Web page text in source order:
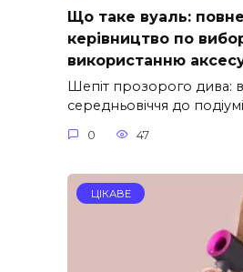
Що таке вуаль: повне
керівництво по
використанню
Шепіт прозорого дива:
середньовіччя до
0 47
ЦІКАВЕ